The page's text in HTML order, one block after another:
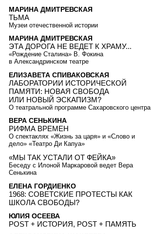
МАРИНА ДМИТРЕВСКАЯ
ТЬМА
Музеи отечественной истории
МАРИНА ДМИТРЕВСКАЯ
ЭТА ДОРОГА НЕ ВЕДЕТ К ХРАМУ...
«Рождение Сталина» В. Фокина
в Александринском театре
ЕЛИЗАВЕТА СПИВАКОВСКАЯ
ЛАБОРАТОРИИ ИСТОРИЧЕСКОЙ
ПАМЯТИ: НОВАЯ СВОБОДА
ИЛИ НОВЫЙ ЭСКАПИЗМ?
О театральной программе Сахаровского центра
ВЕРА СЕНЬКИНА
РИФМА ВРЕМЕН
О спектаклях «Жизнь за царя» и «Слово и
дело» «Театро Ди Капуа»
«МЫ ТАК УСТАЛИ ОТ ФЕЙКА»
Беседу с Илоной Маркаровой ведет Вера
Сенькина
ЕЛЕНА ГОРДИЕНКО
1968: СОВЕТСКИЕ ПРОТЕСТЫ КАК
ШКОЛА СВОБОДЫ?
ЮЛИЯ ОСЕЕВА
POST + ИСТОРИЯ, POST + ПАМЯТЬ